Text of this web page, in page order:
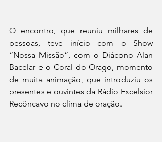
O encontro, que reuniu milhares de
pessoas, teve início com o Show
“Nossa Missão”, com o Diácono Alan
Bacelar e o Coral do Orago, momento
de muita animação, que introduziu os
presentes e ouvintes da Rádio Excelsior
Recôncavo no clima de oração.